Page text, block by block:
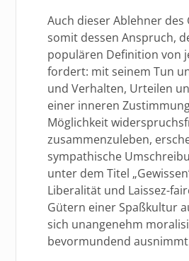
Auch dieser Ablehner des
somit dessen Anspruch,
populären Definition von
fordert: mit seinem Tun
und Verhalten, Urteilen
einer inneren
Möglichkeit
zusammenzuleben,
sympathische
unter dem Titel
Liberalität und Laissez-
Gütern einer Spaßkultur
sich unangenehm
bevormundend